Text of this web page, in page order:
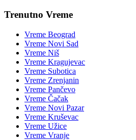
Trenutno Vreme
Vreme Beograd
Vreme Novi Sad
Vreme Niš
Vreme Kragujevac
Vreme Subotica
Vreme Zrenjanin
Vreme Pančevo
Vreme Čačak
Vreme Novi Pazar
Vreme Kruševac
Vreme Užice
Vreme Vranje